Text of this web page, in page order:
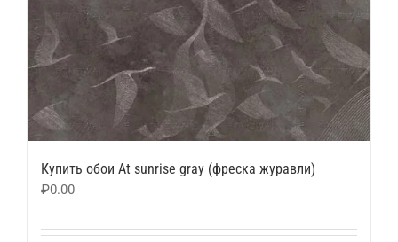
Купить обои At sunrise gray (фреска журавли)
₽0.00